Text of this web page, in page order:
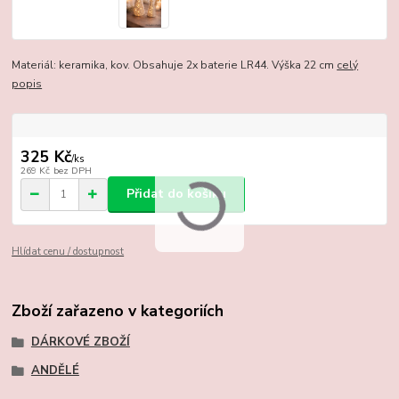
Materiál: keramika, kov. Obsahuje 2x baterie LR44. Výška 22 cm celý
popis
325 Kč/ks
269 Kč bez DPH
Přidat do košíku
Hlídat cenu / dostupnost
Zboží zařazeno v kategoriích
DÁRKOVÉ ZBOŽÍ
ANDĚLÉ